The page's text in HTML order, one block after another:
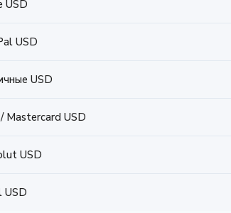
USD
USD
USD
Mastercard USD
USD
USD